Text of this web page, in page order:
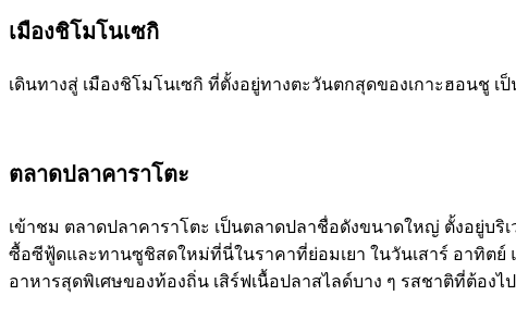
เมืองชิโมโนเซกิ
เดินทางสู่ เมืองชิโมโนเซกิ ที่ตั้งอยู่ทางตะวันตกสุดของเกาะฮอนชู
ตลาดปลาคาราโตะ
เข้าชม ตลาดปลาคาราโตะ เป็นตลาดปลาชื่อดังขนาดใหญ่ ตั้งอยู่บ
ซื้อซีฟู้ดและทานซูชิสดใหม่ที่นี่ในราคาที่ย่อมเยา ในวันเสาร์ อาทิต
อาหารสุดพิเศษของท้องถิ่น เสิร์ฟเนื้อปลาสไลด์บาง ๆ รสชาติที่ต้อง